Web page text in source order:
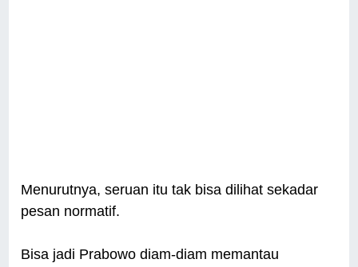
Menurutnya, seruan itu tak bisa dilihat sekadar
pesan normatif.
Bisa jadi Prabowo diam-diam memantau